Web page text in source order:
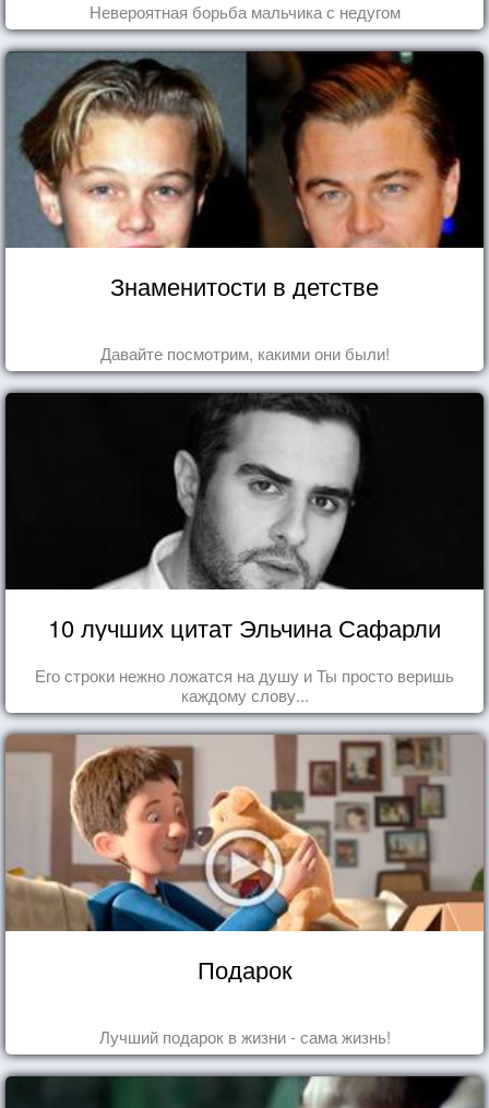
Невероятная борьба мальчика с недугом
Знаменитости в детстве
Давайте посмотрим, какими они были!
10 лучших цитат Эльчина Сафарли
Его строки нежно ложатся на душу и Ты просто веришь
каждому слову...
Подарок
Лучший подарок в жизни - сама жизнь!